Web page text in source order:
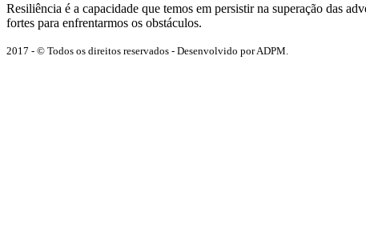
Resiliência é a capacidade que temos em persistir na superação das
fortes para enfrentarmos os obstáculos.
2017 - © Todos os direitos reservados - Desenvolvido por ADPM.